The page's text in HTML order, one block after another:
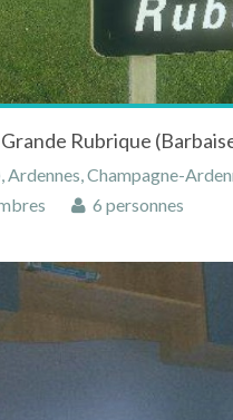
Ardennes, Champagne-
6 personnes